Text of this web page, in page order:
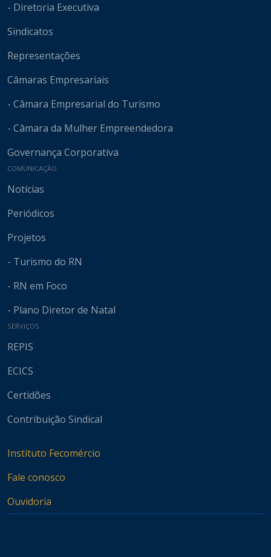
- Diretoria Executiva
Sindicatos
Representações
Câmaras Empresariais
- Câmara Empresarial do Turismo
- Câmara da Mulher Empreendedora
Governança Corporativa
COMUNICAÇÃO
Notícias
Periódicos
Projetos
- Turismo do RN
- RN em Foco
- Plano Diretor de Natal
SERVIÇOS
REPIS
ECICS
Certidões
Contribuição Sindical
Instituto Fecomércio
Fale conosco
Ouvidoria